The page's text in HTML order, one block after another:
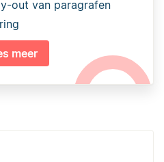
out van paragrafen
meer